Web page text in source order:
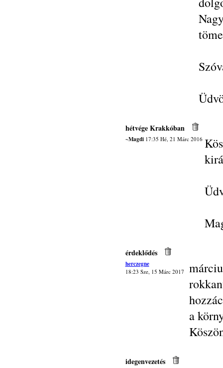
hétvége Krakkóban
~Magdi17:35 Hé, 21 Márc 2016
érdeklődés
herczegne
18:23 Sze, 15 Márc 2017
a
idegenvezetés